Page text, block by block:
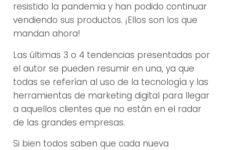
resistido la pandemia y han podido continuar
vendiendo sus productos. ¡Ellos son los que
mandan ahora!
Las últimas 3 o 4 tendencias presentadas por
el autor se pueden resumir en una, ya que
todas se referían al uso de la tecnología y las
herramientas de marketing digital para llegar
a aquellos clientes que no están en el radar
de las grandes empresas.
Si bien todos saben que cada nueva